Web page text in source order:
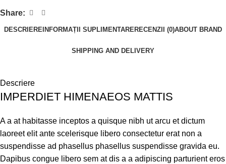
Share:
DESCRIERE INFORMAȚII SUPLIMENTARERECENZII (0)ABOUT BRAND
SHIPPING AND DELIVERY
Descriere
IMPERDIET HIMENAEOS MATTIS
A a at habitasse inceptos a quisque nibh ut arcu et dictum
laoreet elit ante scelerisque libero consectetur erat non a
suspendisse ad phasellus phasellus suspendisse gravida eu.
Dapibus congue libero sem at dis a a adipiscing parturient eros